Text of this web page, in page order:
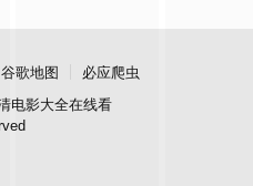
谷歌地图
必应爬虫
电影大全在线看